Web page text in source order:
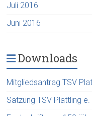
Juli 2016
Juni 2016
Downloads
Mitgliedsantrag TSV
Satzung TSV Plattling e.